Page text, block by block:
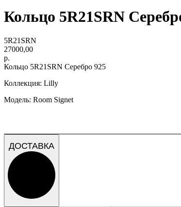
Кольцо 5R21SRN
5R21SRN
27000,00
р.
Кольцо 5R21SRN Серебро 925
Коллекция: Lilly
Модель: Room Signet
ДОСТАВКА